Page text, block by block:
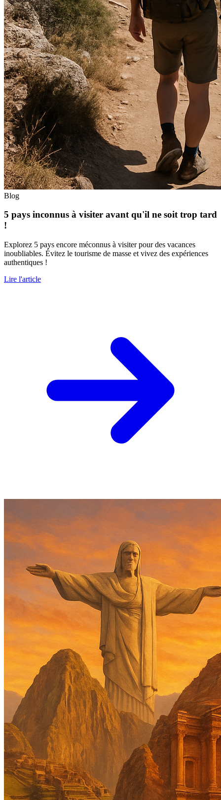
Blog
5 pays inconnus à visiter avant qu'il ne soit trop tard
!
Explorez 5 pays encore méconnus à visiter pour des vacances
inoubliables. Évitez le tourisme de masse et vivez des expériences
authentiques !
Lire l'article